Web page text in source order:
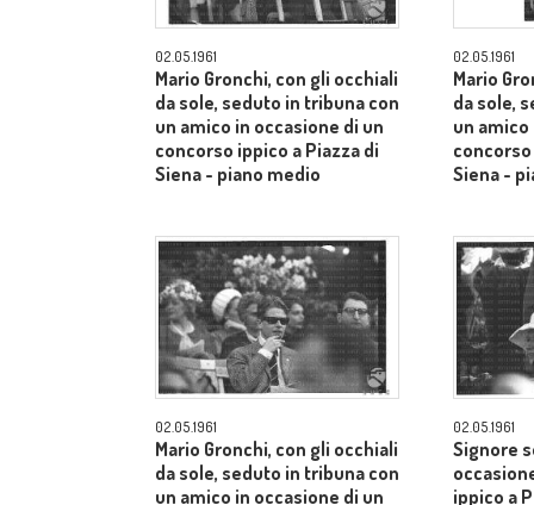
02.05.1961
Mario Gronchi, con gli occhiali
da sole, seduto in tribuna con
un amico in occasione di un
concorso ippico a Piazza di
Siena - piano medio
02.05.1961
Mario
da sole,
un
Siena -
02.05.1961
Mario Gronchi, con gli occhiali
da sole, seduto in tribuna con
un amico in occasione di un
02.05.1961
Signore
ippico a